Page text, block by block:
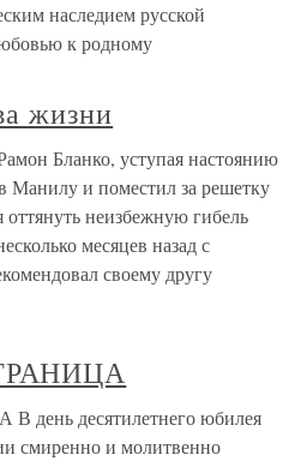
наследием русской
к родному
жизни
Бланко, уступая настоянию
Манилу и поместил за решетку
оттянуть неизбежную гибель
месяцев назад с
своему другу
десятилетнего юбилея
смиренно и молитвенно